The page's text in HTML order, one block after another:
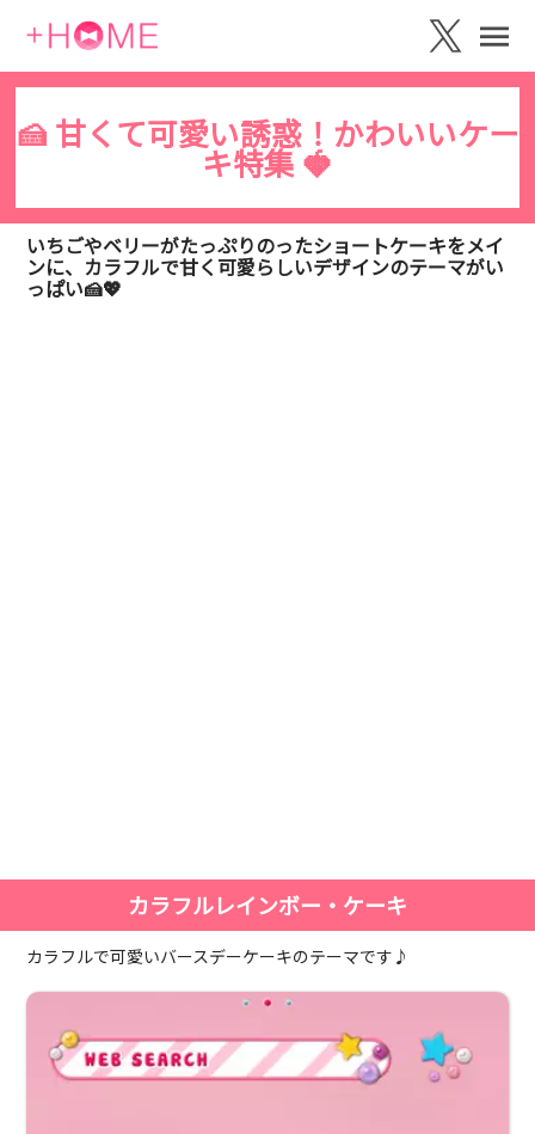
🍰 甘くて可愛い誘惑！かわいいケー
キ特集 🍓
いちごやベリーがたっぷりのったショートケーキをメイ
ンに、カラフルで甘く可愛らしいデザインのテーマがい
っぱい🍰💖
カラフルレインボー・ケーキ
カラフルで可愛いバースデーケーキのテーマです♪